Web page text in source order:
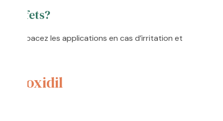
effets?
espacez les applications en cas d’irritation et